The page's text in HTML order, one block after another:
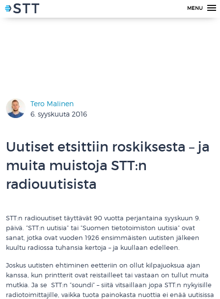
MENU
Tero Malinen
6. syyskuuta 2016
Uutiset etsittiin roskiksesta – ja
muita muistoja STT:n
radiouutisista
STT:n radiouutiset täyttävät 90 vuotta perjantaina syyskuun 9.
päivä. ”STT:n uutisia” tai ”Suomen tietotoimiston uutisia” ovat
sanat, jotka ovat vuoden 1926 ensimmäisten uutisten jälkeen
kuultu radiossa tuhansia kertoja – ja kuullaan edelleen.
Joskus uutisten ehtiminen eetteriin on ollut kilpajuoksua ajan
kanssa, kun printterit ovat reistailleet tai vastaan on tullut muita
mutkia. Ja se STT:n ”soundi” – siitä vitsaillaan jopa STT:n nykyisille
radiotoimittajille, vaikka tuota painokasta nuottia ei enää uutisissa